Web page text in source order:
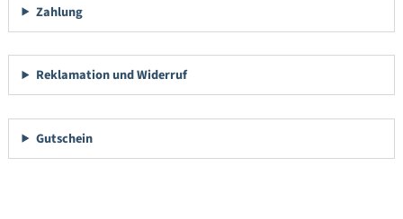
Zahlung
Reklamation und Widerruf
Gutschein